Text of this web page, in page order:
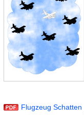
Flugzeug Schatten